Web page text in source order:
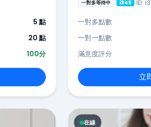
5 點
20 點
100分
一對多等待中 i349 ID:
一對多點數
一對一點數
滿意度評分
立
在線